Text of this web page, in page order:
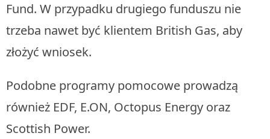
Fund. W przypadku drugiego funduszu nie
trzeba nawet być klientem British Gas, aby
złożyć wniosek.
Podobne programy pomocowe prowadzą
również EDF, E.ON, Octopus Energy oraz
Scottish Power.